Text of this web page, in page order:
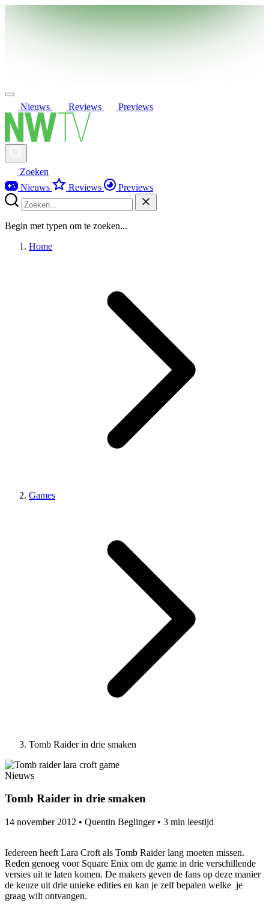
Nieuws Reviews Previews
Zoeken
Nieuws
Reviews Previews
Begin met typen om te zoeken...
Home
Games
Tomb Raider in drie smaken
Nieuws
Tomb Raider in drie smaken
14 november 2012 • Quentin Beglinger • 3 min leestijd
Iedereen heeft Lara Croft als Tomb Raider lang moeten missen.
Reden genoeg voor Square Enix om de game in drie verschillende
versies uit te laten komen. De makers geven de fans op deze manier
de keuze uit drie unieke edities en kan je zelf bepalen welke je
graag wilt ontvangen.